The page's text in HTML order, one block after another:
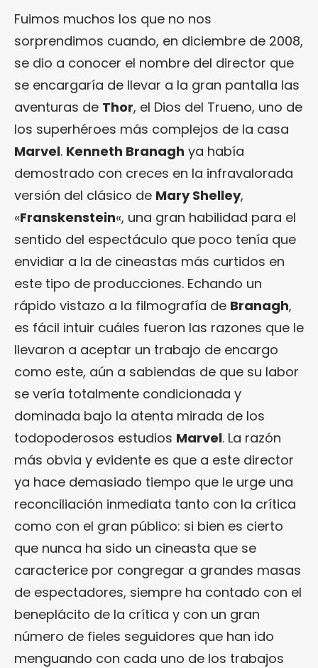
Fuimos muchos los que no nos
sorprendimos cuando, en diciembre de 2008,
se dio a conocer el nombre del director que
se encargaría de llevar a la gran pantalla las
aventuras de Thor, el Dios del Trueno, uno de
los superhéroes más complejos de la casa
Marvel. Kenneth Branagh ya había
demostrado con creces en la infravalorada
versión del clásico de Mary Shelley,
«Franskenstein«, una gran habilidad para el
sentido del espectáculo que poco tenía que
envidiar a la de cineastas más curtidos en
este tipo de producciones. Echando un
rápido vistazo a la filmografía de Branagh,
es fácil intuir cuáles fueron las razones que le
llevaron a aceptar un trabajo de encargo
como este, aún a sabiendas de que su labor
se vería totalmente condicionada y
dominada bajo la atenta mirada de los
todopoderosos estudios Marvel. La razón
más obvia y evidente es que a este director
ya hace demasiado tiempo que le urge una
reconciliación inmediata tanto con la crítica
como con el gran público: si bien es cierto
que nunca ha sido un cineasta que se
caracterice por congregar a grandes masas
de espectadores, siempre ha contado con el
beneplácito de la crítica y con un gran
número de fieles seguidores que han ido
menguando con cada uno de los trabajos